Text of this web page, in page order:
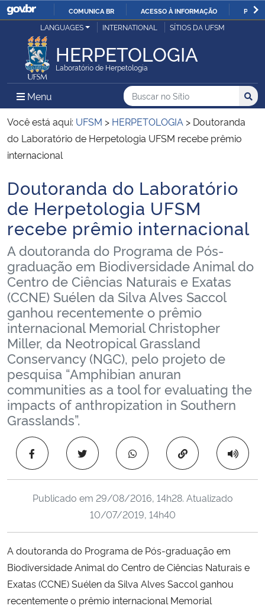
IR
O
COMUNICA BR ACESSO À INFORMAÇÃO
Ministério da Justiça e Segurança Pública
Ministério da Defesa
Ministério das Relações Exteriores
Ministério da Economia
Ministério da Infraestrutura
Ministério da Agricultura, Pecuária e Abastecimento
Ministério da Educação
Ministério da Cidadania
Ministério da Saúde
Ministério de Minas e Energia
Ministério da Ciência, Tecnologia, Inovações e Comunicações
Ministério do Meio Ambiente
Ministério do Desenvolvimento Regional
Controladoria-Geral da União
Secretaria-Geral
Secretaria de Governo
LANGUAGES INTERNATIONAL SÍTIOS DA UFSM
HERPETOLOGIA
Laboratório de Herpetologia
Menu Menu Principal do Sítio
Busca
Buscar no no Sítio
Busca:
Você está aqui: UFSM > HERPETOLOGIA > Doutoranda
do Laboratório de Herpetologia UFSM recebe prêmio
internacional
Início do conteúdo
Doutoranda do Laboratório
de Herpetologia UFSM
recebe prêmio internacional
A doutoranda do Programa de Pós-
graduação em Biodiversidade Animal do
Centro de Ciências Naturais e Exatas
(CCNE) Suélen da Silva Alves Saccol
ganhou recentemente o prêmio
internacional Memorial Christopher
Miller, da Neotropical Grassland
Conservancy (NGC), pelo projeto de
pesquisa “Amphibian anuran
communities as a tool for evaluating the
impacts of anthropization in Southern
Grasslands”.
Copiar para área
Publicado em 29/08/2016, 14h28. Atualizado
10/07/2019, 14h40
A doutoranda do Programa de Pós-graduação em
Biodiversidade Animal do Centro de Ciências Naturais e
Exatas (CCNE) Suélen da Silva Alves Saccol ganhou
recentemente o prêmio internacional Memorial